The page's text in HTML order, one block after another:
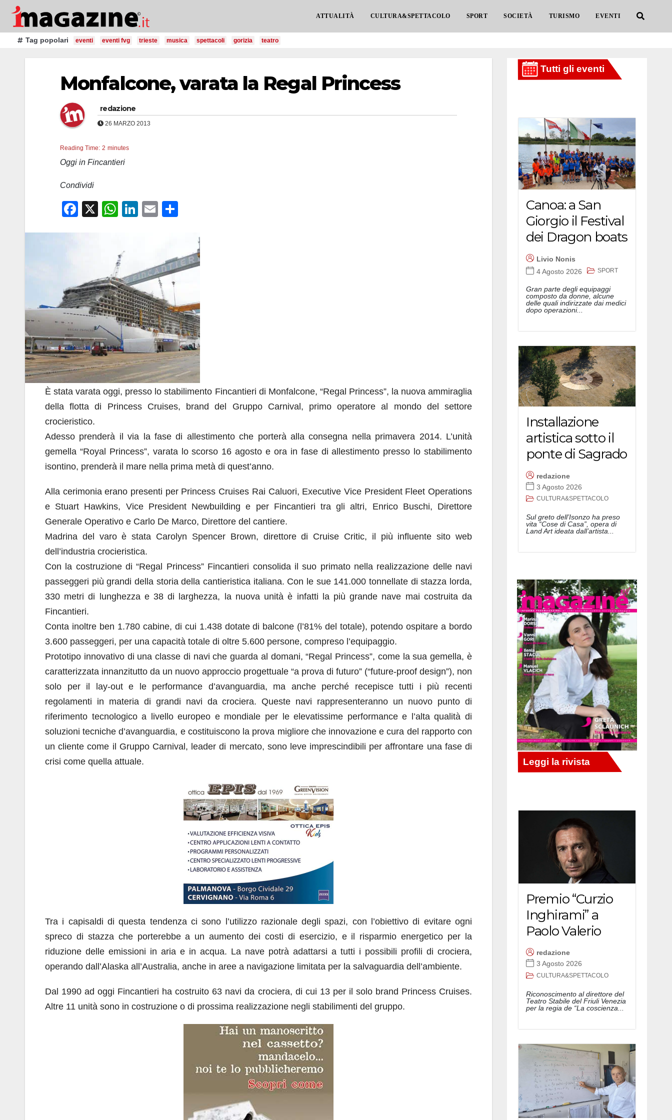
Salta
contenuto
ATTUALITÀ CULTURA&SPETTACOLO SPORT SOCIETÀ TURISMO EVENTI
Tag popolari eventi eventi fvg trieste musica spettacoli gorizia teatro
Monfalcone, varata la Regal Princess
redazione
26 MARZO 2013
Reading Time: 2 minutes
Oggi in Fincantieri
Condividi
F
o
o
k
X
W
s
A
p
p
Li
dI
n
E
di
vi
È stata varata oggi, presso lo stabilimento Fincantieri di Monfalcone, “Regal Princess”, la nuova ammiraglia
della flotta di Princess Cruises, brand del Gruppo Carnival, primo operatore al mondo del settore
crocieristico.
Adesso prenderà il via la fase di allestimento che porterà alla consegna nella primavera 2014. L’unità
gemella “Royal Princess”, varata lo scorso 16 agosto e ora in fase di allestimento presso lo stabilimento
isontino, prenderà il mare nella prima metà di quest’anno.
Alla cerimonia erano presenti per Princess Cruises Rai Caluori, Executive Vice President Fleet Operations
e Stuart Hawkins, Vice President Newbuilding e per Fincantieri tra gli altri, Enrico Buschi, Direttore
Generale Operativo e Carlo De Marco, Direttore del cantiere.
Madrina del varo è stata Carolyn Spencer Brown, direttore di Cruise Critic, il più influente sito web
dell’industria crocieristica.
Con la costruzione di “Regal Princess” Fincantieri consolida il suo primato nella realizzazione delle navi
passeggeri più grandi della storia della cantieristica italiana. Con le sue 141.000 tonnellate di stazza lorda,
330 metri di lunghezza e 38 di larghezza, la nuova unità è infatti la più grande nave mai costruita da
Fincantieri.
Conta inoltre ben 1.780 cabine, di cui 1.438 dotate di balcone (l’81% del totale), potendo ospitare a bordo
3.600 passeggeri, per una capacità totale di oltre 5.600 persone, compreso l’equipaggio.
Prototipo innovativo di una classe di navi che guarda al domani, “Regal Princess”, come la sua gemella, è
caratterizzata innanzitutto da un nuovo approccio progettuale “a prova di futuro” (“future-proof design”), non
solo per il lay-out e le performance d’avanguardia, ma anche perché recepisce tutti i più recenti
regolamenti in materia di grandi navi da crociera. Queste navi rappresenteranno un nuovo punto di
riferimento tecnologico a livello europeo e mondiale per le elevatissime performance e l’alta qualità di
soluzioni tecniche d’avanguardia, e costituiscono la prova migliore che innovazione e cura del rapporto con
un cliente come il Gruppo Carnival, leader di mercato, sono leve imprescindibili per affrontare una fase di
crisi come quella attuale.
Tra i capisaldi di questa tendenza ci sono l’utilizzo razionale degli spazi, con l’obiettivo di evitare ogni
spreco di stazza che porterebbe a un aumento dei costi di esercizio, e il risparmio energetico per la
riduzione delle emissioni in aria e in acqua. La nave potrà adattarsi a tutti i possibili profili di crociera,
operando dall’Alaska all’Australia, anche in aree a navigazione limitata per la salvaguardia dell’ambiente.
Dal 1990 ad oggi Fincantieri ha costruito 63 navi da crociera, di cui 13 per il solo brand Princess Cruises.
Altre 11 unità sono in costruzione o di prossima realizzazione negli stabilimenti del gruppo.
Canoa: a San
Giorgio il Festival
dei Dragon boats
Livio Nonis
4 Agosto 2026
SPORT
Gran parte degli equipaggi
composto da donne, alcune
delle quali indirizzate dai medici
dopo operazioni...
Installazione
artistica sotto il
ponte di Sagrado
redazione
3 Agosto 2026
CULTURA&SPETTACOLO
Sul greto dell’Isonzo ha preso
vita “Cose di Casa”, opera di
Land Art ideata dall’artista...
Premio “Curzio
Inghirami” a
Paolo Valerio
redazione
3 Agosto 2026
CULTURA&SPETTACOLO
Riconoscimento al direttore del
Teatro Stabile del Friuli Venezia
per la regia de “La coscienza...